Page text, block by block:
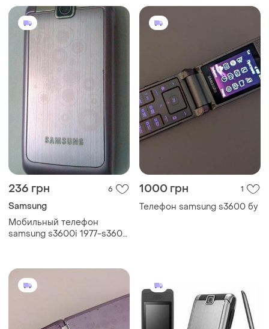
236 грн 6
Samsung
Мобильный телефон
samsung s3600i 1977-s3600
1000 грн 1
Телефон samsung s3600 бу